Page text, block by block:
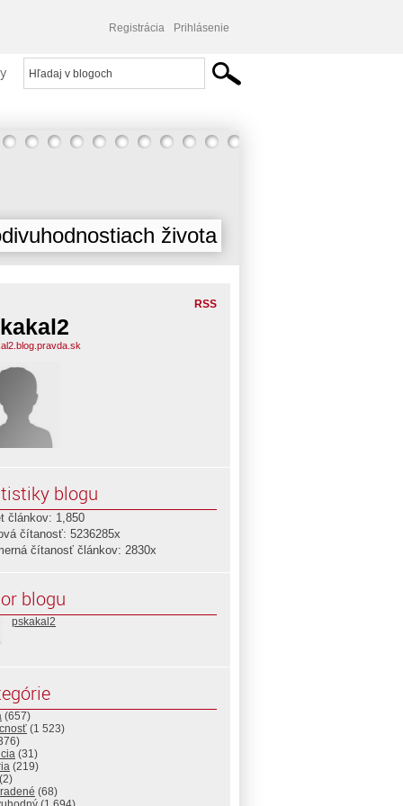
Registrácia Prihlásenie
života
RSS
blogu
článkov: 1,850
čítanosť: 5236285x
čítanosť článkov: 2830x
blogu
pskakal2
(657)
(1 523)
(31)
(219)
(68)